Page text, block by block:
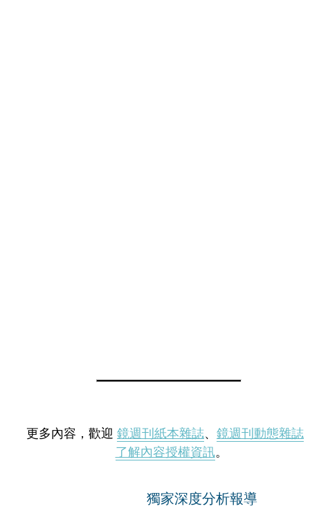
更多內容，歡迎 鏡週刊紙本雜誌、 鏡週刊動態雜誌
了解內容授權資訊。
獨家深度分析報導